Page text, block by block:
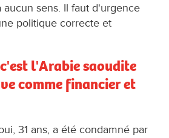
aucun sens. Il faut d'urgence
politique correcte et
l'Arabie saoudite
comme financier et
31 ans, a été condamné par